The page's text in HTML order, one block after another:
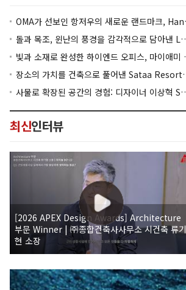
OMA가 선보인 항저우의 새로운 랜드마크, Hangzhou Prism
돌과 목조, 윈난의 풍경을 감각적으로 담아낸 Lan Bistro Yunnan Restaurant
빛과 소재로 완성한 하이엔드 오피스, 마이애미 830 Brickell
장소의 가치를 건축으로 풀어낸 Sataa Resort Nan
사물로 확장된 공간의 경험: 디자이너 이상혁 SANGHYEOK LEE
최신인터뷰
[2026 APEX Design Awards] Architecture
부문 Winner | ㈜종합건축사사무소 시건축 류기
현 소장